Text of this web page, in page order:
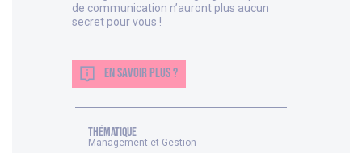
de communication n’auront plus aucun
secret pour vous !
EN SAVOIR PLUS ?
thématique
Management et Gestion